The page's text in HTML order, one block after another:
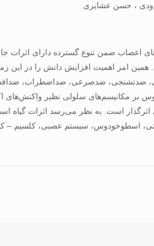
، حسن عشایری
اعصاب ضمن تنوع گسترده دارای
همین امر اهمیت افزایش دانش را در
ضدتشنجی، ضدصرعی، ضداضطراب،
است. به نظر می‌رسد اثرات گیاه
اسطوخودوس، سیستم عصبی، کلسیم –